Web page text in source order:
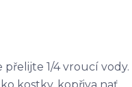
přelijte 1/4 vroucí vody.